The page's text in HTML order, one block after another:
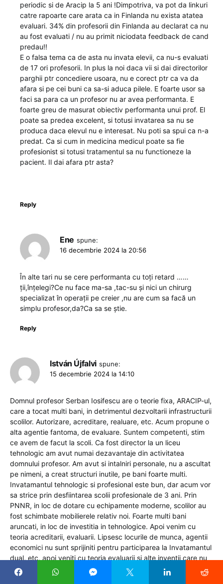
periodic si de Aracip la 5 ani !Dimpotriva, va pot da linkuri
catre rapoarte care arata ca in Finlanda nu exista atatea
evaluari. 34% din profesorii din Finlanda au declarat ca nu
au fost evaluati / nu au primit niciodata feedback de cand
predau!!
E o falsa tema ca de asta nu invata elevii, ca nu-s evaluati
de 17 ori profesorii. In plus la noi daca vii si dai directorilor
parghii ptr concediere usoara, nu e corect ptr ca va da
afara si pe cei buni ca sa-si aduca pilele. E foarte usor sa
faci sa para ca un profesor nu ar avea performanta. E
foarte greu de masurat obiectiv performanta unui prof. El
poate sa predea excelent, si totusi invatarea sa nu se
produca daca elevul nu e interesat. Nu poti sa spui ca n-a
predat. Ca si cum in medicina medicul poate sa fie
profesionist si totusi tratamentul sa nu functioneze la
pacient. Il dai afara ptr asta?
Reply
Ene spune:
16 decembrie 2024 la 20:56
În alte tari nu se cere performanta cu toți retard ……
ții,înțelegi?Ce nu face ma-sa ,tac-su și nici un chirurg
specializat în operații pe creier ,nu are cum sa facă un
simplu profesor,da?Ca sa se știe.
Reply
István Újfalvi spune:
15 decembrie 2024 la 14:10
Domnul profesor Serban Iosifescu are o teorie fixa, ARACIP-ul,
care a tocat multi bani, in detrimentul dezvoltarii infrastructurii
scolilor. Autorizare, acreditare, realuare, etc. Acum propune o
alta agentie fantoma, de evaluare. Suntem competenti, stim
ce avem de facut la scoli. Ca fost director la un liceu
tehnologic am avut numai dezavantaje din activitatea
domnului profesor. Am avut si intalniri personale, nu a ascultat
pe nimeni, a creat structuri inutile, pe bani foarte multi.
Invatamantul tehnologic si profesional este bun, dar acum vor
sa strice prin desfiintarea scolii profesionale de 3 ani. Prin
PNNR, in loc de dotare cu echipamente moderne, scolilor au
fost schimbate mobilierele relativ noi. Foarte multi bani
aruncati, in loc de investitia in tehnologice. Apoi venim cu
teoria acreditarii, evaluarii. Lipsesc locurile de munca, agentii
economici nu sunt sprijiniti pentru participarea la Invatamantul
dual, etc, apoi veniti cu teoria evaluarii si alte inventii care nu
ajuta cu nimic Invatamantul, dar sustrage fonduri din putinul
pe care il are bugetul Invatamantul.